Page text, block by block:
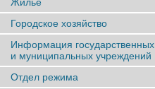
Городское хозяйство
Информация государственных
и муниципальных учреждений
Отдел режима